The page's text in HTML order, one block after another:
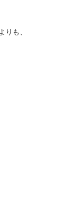
りも、